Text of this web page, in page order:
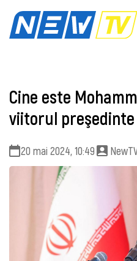
Cine este
viitorul
20 mai 2024, 10:49